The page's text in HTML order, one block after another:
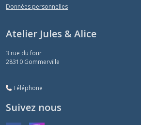
Données personnelles
Atelier Jules & Alice
3 rue du four
28310 Gommerville
Téléphone
Suivez nous